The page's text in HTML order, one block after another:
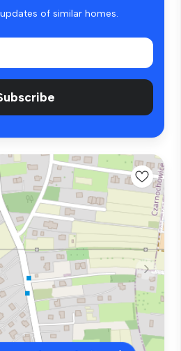
of similar homes.